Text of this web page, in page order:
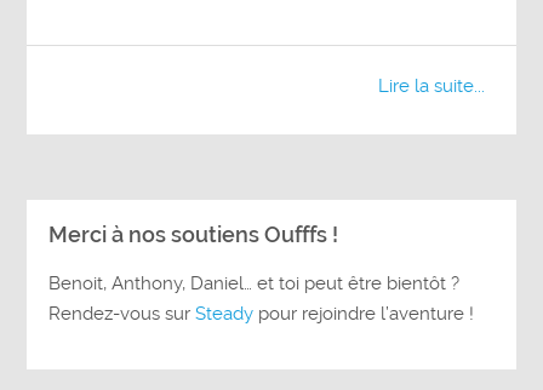
Lire la suite...
Merci à nos soutiens Oufffs !
Benoit, Anthony, Daniel… et toi peut être bientôt ?
Rendez-vous surSteady pour rejoindre l’aventure !